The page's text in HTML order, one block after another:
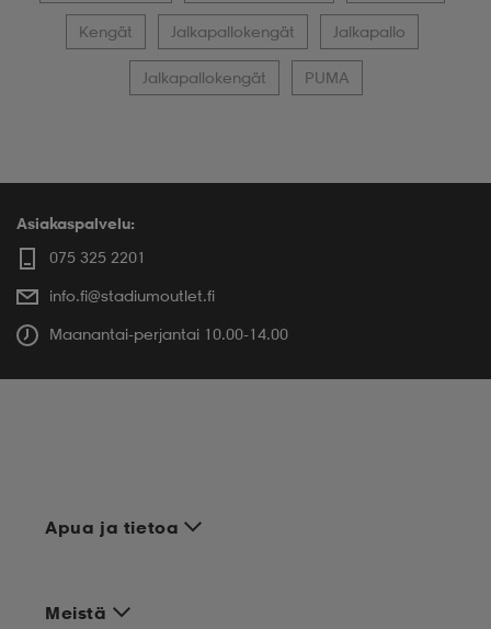
Kengät Jalkapallokengät Jalkapallo
Jalkapallokengät PUMA
Asiakaspalvelu:
075 325 2201
info.fi@stadiumoutlet.fi
Maanantai-perjantai 10.00-14.00
Apua ja tietoa
Meistä